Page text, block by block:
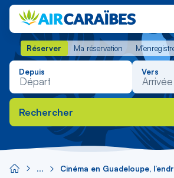
Réserver Ma réservation
Réserver Ma réservation
Depuis Vers
Rechercher
Cinéma en Guadeloupe,